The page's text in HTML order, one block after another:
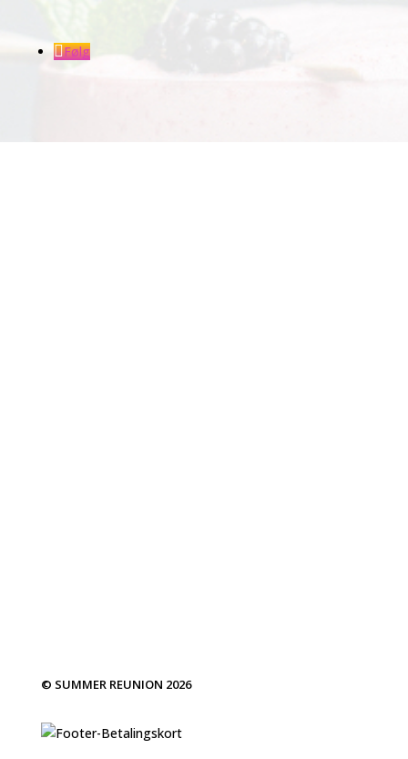
Følg
© SUMMER REUNION 2026